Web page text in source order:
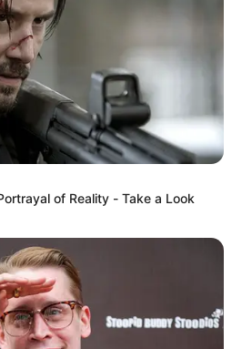
ALERTA
todas las noticias que le
Para estar bien informado, por
of Reality - Take a Look